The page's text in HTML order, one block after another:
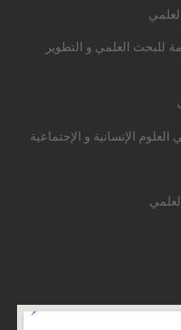
للبحث العلمي و التطوير
الإنسانية و الإجتماعية